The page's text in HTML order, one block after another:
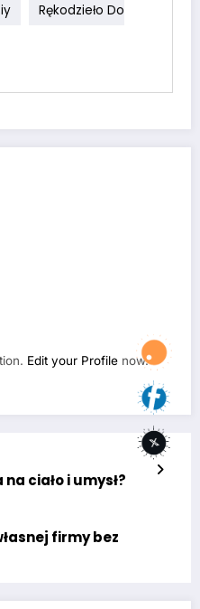
Rękodzieło Do
Edit your Profile now.
ciało i umysł?
firmy bez